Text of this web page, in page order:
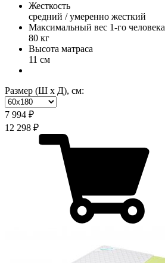
Жесткость
средний / умеренно жесткий
Максимальный вес 1-го человека
80 кг
Высота матраса
11 см
Размер (Ш х Д), см:
7 994 ₽
12 298 ₽